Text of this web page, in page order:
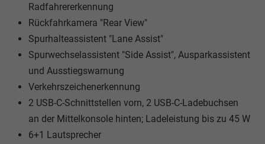
Radfahrererkennung
Rückfahrkamera "Rear View"
Spurhalteassistent "Lane Assist"
Spurwechselassistent "Side Assist", Ausparkassistent
und Ausstiegswarnung
Verkehrszeichenerkennung
2 USB-C-Schnittstellen vorn, 2 USB-C-Ladebuchsen
an der Mittelkonsole hinten; Ladeleistung bis zu 45 W
6+1 Lautsprecher